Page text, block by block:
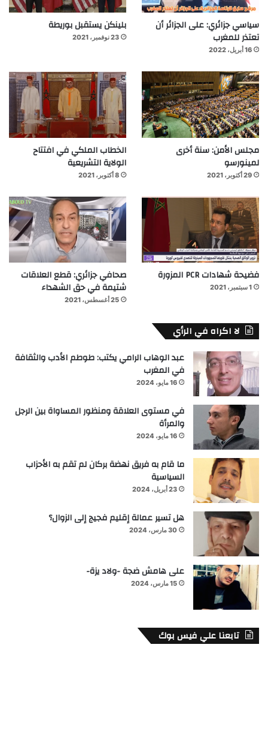
سياسي جزائري: على الجزائر أن
تعتذر للمغرب
16 أبريل، 2022
بلينكن يستقبل بوريطة
23 نوفمبر، 2021
مجلس الأمن: سنة أخرى
لمينورسو
29 أكتوبر، 2021
الخطاب الملكي في افتتاح
الولاية التشريعية
8 أكتوبر، 2021
فضيحة شهادات PCR المزورة
1 سبتمبر، 2021
صحافي جزائري: قطع العلاقات
شتيمة في حق الشهداء
25 أغسطس، 2021
لا اكراه في الرأي
عبد الوهاب الرامي يكتب: طوطم الأدب والثقافة
في المغرب
16 مايو، 2024
في مستوى العلاقة ومنظور المساواة بين الرجل
والمرأة
16 مايو، 2024
ما قام به فريق نهضة بركان لم تقم به الأحزاب
السياسية
23 أبريل، 2024
هل تسير عمالة إقليم فجيج إلى الزوال؟
30 مارس، 2024
على هامش ضجة -ولاد يزة-
15 مارس، 2024
تابعنا علي فيس بوك